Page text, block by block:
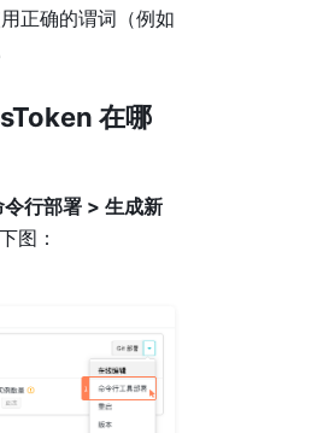
正确的谓词（例如
在哪
行部署 > 生成新
图：